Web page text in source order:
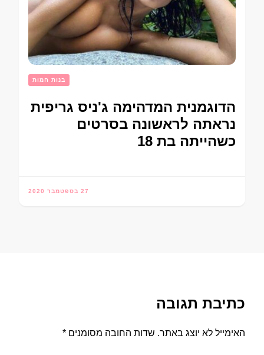
בנות חמות
הדוגמנית המדהימה ג'ניס גריפית
נראתה לראשונה בסרטים
כשהייתה בת 18
27 בספטמבר 2020
כתיבת תגובה
האימייל לא יוצג באתר. שדות החובה מסומנים *